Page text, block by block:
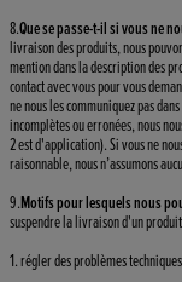
8.Que se passe-t-il si vous ne
livraison des produits, nous
mention dans la description des
contact avec vous pour vous
ne nous les communiquez pas
incomplètes ou erronées, nous
2 est d'application). Si vous ne
raisonnable, nous n’assumons
9.Motifs pour lesquels nous
suspendre la livraison d'un
1. régler des problèmes